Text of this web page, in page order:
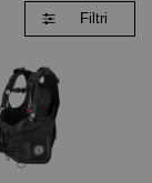
Filtri